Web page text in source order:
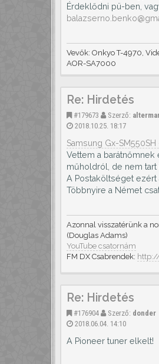
Érdeklődni pü-ben,
Vevők: Onkyo T-4970,
AOR-SA7000
Re: Hirdetés
#179673 Szerző:
2018.10.25. 18:17
Samsung Gx-
Vettem a
műholdról, de nem tart
A Postaköltséget ezért
Többnyire a Német
Azonnal visszatérünk a
(Douglas Adams)
YouTube csatornám
FM DX Csabrendek:
Re: Hirdetés
#176904 Szerző: donder
2018.06.04. 14:10
A Pioneer tuner elkelt!